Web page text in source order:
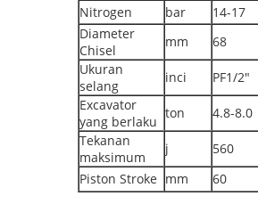
Nitrogen
bar 14-17
Diameter
Chisel
mm 68
Ukuran
selang
inci PF1/2"
Excavator
yang berlaku
ton 4.8-8.0
Tekanan
maksimum
j 560
Piston Stroke mm 60